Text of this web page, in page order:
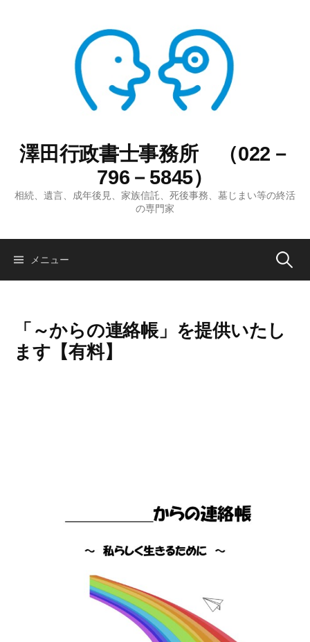
澤田行政書士事務所 （022－
796－5845）
相続、遺言、成年後見、家族信託、死後事務、墓じまい等の終活
の専門家
メニュー 検
「～からの連絡帳」を提供いたし
ます【有料】